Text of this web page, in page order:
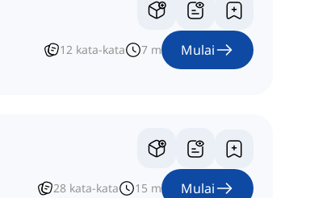
12 kata-kata 7 m Mulai
28 kata-kata 15 m Mulai